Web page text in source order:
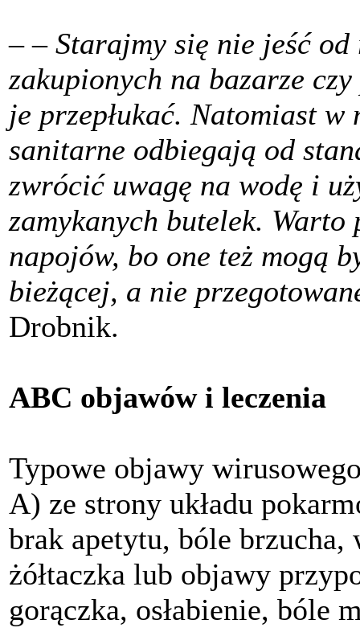
–– Starajmy się nie jeść
zakupionych na bazarze
je przepłukać. Natomiast
sanitarne odbiegają od
zwrócić uwagę na wodę i
zamykanych butelek.
napojów, bo one też mogą
bieżącej, a nie
Drobnik.
ABC objawów i leczenia
Typowe objawy
A) ze strony układu
brak apetytu, bóle
żółtaczka lub objawy
gorączka, osłabienie, bóle